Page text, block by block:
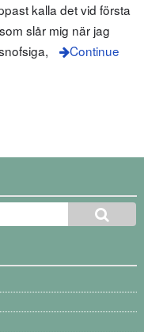
kalla det vid första
slår mig när jag
Continue